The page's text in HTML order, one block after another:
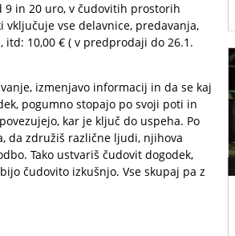
9 in 20 uro, v čudovitih prostorih
vključuje vse delavnice, predavanja,
10,00 € ( v predprodaji do 26.1.
izmenjavo informacij in da se kaj
pogumno stopajo po svoji poti in
kar je ključ do uspeha. Po
da združiš različne ljudi, njihova
Tako ustvariš čudovit dogodek,
čudovito izkušnjo. Vse skupaj pa z